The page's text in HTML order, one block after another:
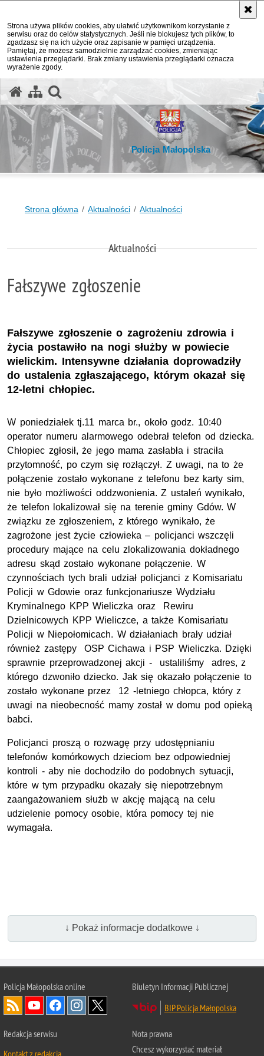
Strona używa plików cookies, aby ułatwić użytkownikom korzystanie z
serwisu oraz do celów statystycznych. Jeśli nie blokujesz tych plików, to
zgadzasz się na ich użycie oraz zapisanie w pamięci urządzenia.
Pamiętaj, że możesz samodzielnie zarządzać cookies, zmieniając
ustawienia przeglądarki. Brak zmiany ustawienia przeglądarki oznacza
wyrażenie zgody.
Policja Małopolska
Strona główna Aktualności Aktualności
Aktualności
Fałszywe zgłoszenie
Fałszywe zgłoszenie o zagrożeniu zdrowia i
życia postawiło na nogi służby w powiecie
wielickim. Intensywne działania doprowadziły
do ustalenia zgłaszającego, którym okazał się
12-letni chłopiec.
W poniedziałek tj.11 marca br., około godz. 10:40
operator numeru alarmowego odebrał telefon od dziecka.
Chłopiec zgłosił, że jego mama zasłabła i straciła
przytomność, po czym się rozłączył. Z uwagi, na to że
połączenie zostało wykonane z telefonu bez karty sim,
nie było możliwości oddzwonienia. Z ustaleń wynikało,
że telefon lokalizował się na terenie gminy Gdów. W
związku ze zgłoszeniem, z którego wynikało, że
zagrożone jest życie człowieka – policjanci wszczęli
procedury mające na celu zlokalizowania dokładnego
adresu skąd zostało wykonane połączenie. W
czynnościach tych brali udział policjanci z Komisariatu
Policji w Gdowie oraz funkcjonariusze Wydziału
Kryminalnego KPP Wieliczka oraz Rewiru
Dzielnicowych KPP Wieliczce, a także Komisariatu
Policji w Niepołomicach. W działaniach brały udział
również zastępy OSP Cichawa i PSP Wieliczka. Dzięki
sprawnie przeprowadzonej akcji - ustaliliśmy adres, z
którego dzwoniło dziecko. Jak się okazało połączenie to
zostało wykonane przez 12 -letniego chłopca, który z
uwagi na nieobecność mamy został w domu pod opieką
babci.
Policjanci proszą o rozwagę przy udostępnianiu
telefonów komórkowych dzieciom bez odpowiedniej
kontroli - aby nie dochodziło do podobnych sytuacji,
które w tym przypadku okazały się niepotrzebnym
zaangażowaniem służb w akcję mającą na celu
udzielenie pomocy osobie, która pomocy tej nie
wymagała.
↓ Pokaż informacje dodatkowe ↓
Policja Małopolska online
Biuletyn Informacji Publicznej
BIP Policja Małopolska
Redakcja serwisu
Kontakt z redakcją
Nota prawna
Chcesz wykorzystać materiał